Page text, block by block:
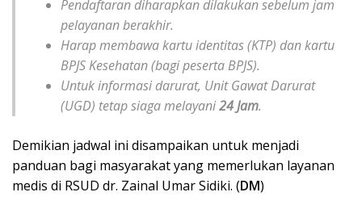
Pendaftaran diharapkan dilakukan sebelum jam
pelayanan berakhir.
Harap membawa kartu identitas (KTP) dan kartu
BPJS Kesehatan (bagi peserta BPJS).
Untuk informasi darurat, Unit Gawat Darurat
(UGD) tetap siaga melayani24 Jam.
Demikian jadwal ini disampaikan untuk menjadi
panduan bagi masyarakat yang memerlukan layanan
medis di RSUD dr. Zainal Umar Sidiki. (DM)